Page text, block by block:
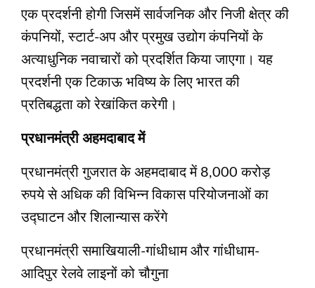
एक प्रदर्शनी होगी जिसमें सार्वजनिक और निजी क्षेत्र की
कंपनियों, स्टार्ट-अप और प्रमुख उद्योग कंपनियों के
अत्याधुनिक नवाचारों को प्रदर्शित किया जाएगा। यह
प्रदर्शनी एक टिकाऊ भविष्य के लिए भारत की
प्रतिबद्धता को रेखांकित करेगी।
प्रधानमंत्री अहमदाबाद में
प्रधानमंत्री गुजरात के अहमदाबाद में 8,000 करोड़
रुपये से अधिक की विभिन्न विकास परियोजनाओं का
उद्घाटन और शिलान्यास करेंगे
प्रधानमंत्री समाखियाली-गांधीधाम और गांधीधाम-
आदिपुर रेलवे लाइनों को चौगुना